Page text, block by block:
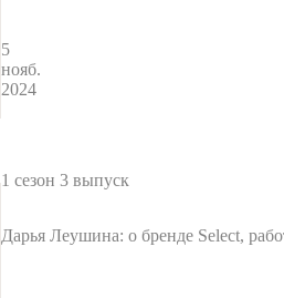
5
нояб.
2024
1 сезон 3 выпуск
Дарья Леушина: о бренде Select,